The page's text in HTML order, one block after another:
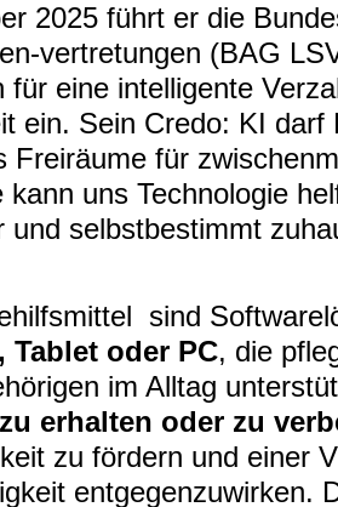
2025 führt er die
vertretungen (BAG
für eine intelligente
ein. Sein Credo: KI
Freiräume für
kann uns Technologie
und selbstbestimmt
sind
Tablet oder PC, die
im Alltag
erhalten oder zu
zu fördern und einer
entgegenzuwirken.